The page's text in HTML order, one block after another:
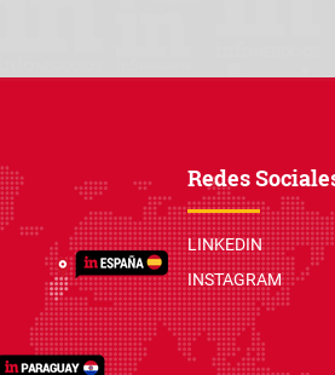
Redes
LINKEDIN
INSTAGRAM